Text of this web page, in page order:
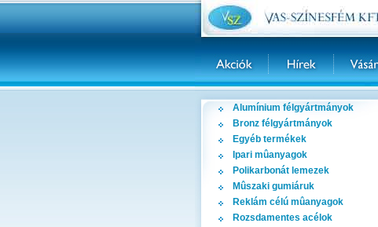
Alumínium félgyártmányok
Bronz félgyártmányok
Egyéb termékek
Ipari mûanyagok
Polikarbonát lemezek
Mûszaki gumiáruk
Reklám célú mûanyagok
Rozsdamentes acélok